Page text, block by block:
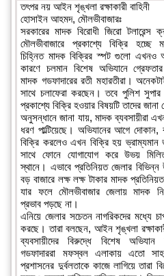
তৎপর নয় আইন শৃঙ্খলা রক্ষাকারী বাহিনী
হোসাইন আহমদ, মৌলভীবাজারঃ
সরকারের মাদক বিরোধী জিরো টলারেন্স
মৌলভীবাজারে প্রকাশ্যে বিক্রি হচ্ছে
চিহ্নিত মাদক বিক্রির স্পট গুলো
কারণে চলমান বিশেষ অভিযানে
মাদক গডফাদারের রতী মহারতীরা।
সাথে চলাফেরা করছেন। তবে পুলিশ
প্রকাশ্যে বিক্রি হওয়ার বিষয়টি তাদের জানা
অনুসন্ধানে জানা যায়, মাদক ব্যবসায়ীরা
ধরণ পাল্টিয়েছে। অভিযানের আগে দোকান,
বিক্রি করলেও এখন বিক্রি হয় ভ্রাম্যমান
সাথে ফোনে যোগাযোগ করে উভয়
স্থানে। এভাবে প্রতিনিয়ত জেলার
বড় বাজারে লক্ষ লক্ষ টাকার মাদক
যার ফলে মৌলভীবাজার জেলায় মাদক
প্রভাব পড়ছে না।
এনিয়ে জেলার সচেতন নাগরিকদের মধ্যে
করছে। তারা বলছেন, আইন শৃঙ্খলা
ব্যবসায়ীদের বিরুদ্ধে বিশেষ অভিযান
গডফাদাররা মফস্বল এলাকায় এতো
প্রশাসনের দুর্বলতাকে কাজে লাগিয়ে তারা